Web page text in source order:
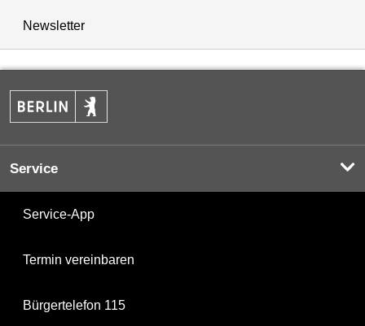
Newsletter
Service
Service-App
Termin vereinbaren
Bürgertelefon 115